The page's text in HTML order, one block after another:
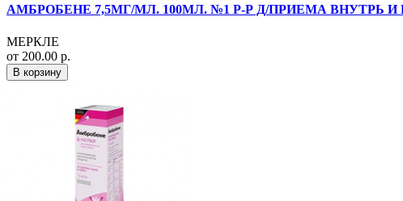
АМБРОБЕНЕ 7,5МГ/МЛ. 100МЛ. №1 Р-Р Д/ПРИЕМА ВНУТРЬ
МЕРКЛЕ
от 200.00 р.
В корзину